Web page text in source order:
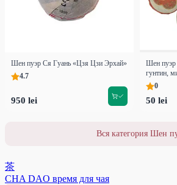
Шен пуэр Ся Гуань «Цзя Цзи Эрхай»
4.7
950 lei
Шен пуэр
гунтин,
0
50 lei
Вся категория Шен
茶
CHA DAO время для чая